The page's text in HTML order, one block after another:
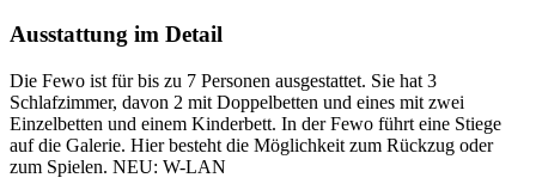
Ausstattung im Detail
Die Fewo ist für bis zu 7 Personen ausgestattet. Sie hat 3
Schlafzimmer, davon 2 mit Doppelbetten und eines mit zwei
Einzelbetten und einem Kinderbett. In der Fewo führt eine Stiege
auf die Galerie. Hier besteht die Möglichkeit zum Rückzug oder
zum Spielen. NEU: W-LAN